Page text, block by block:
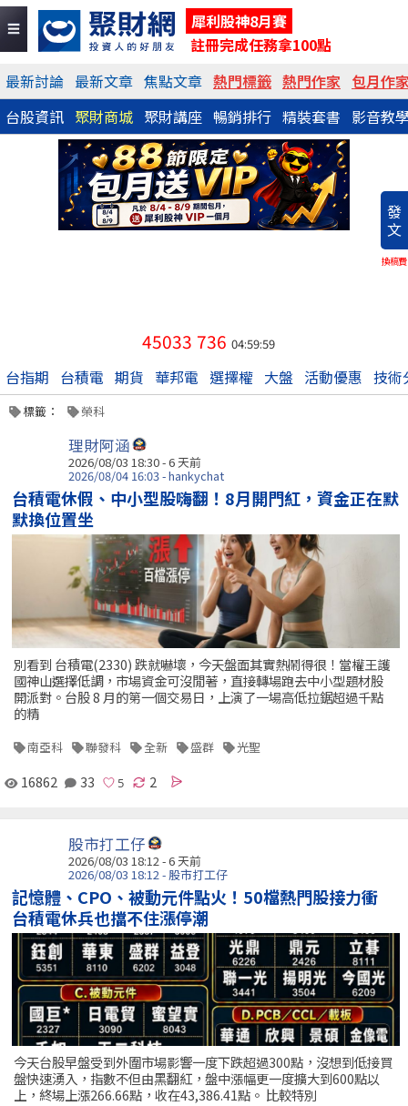
犀利股神8月賽
註冊完成任務拿100點
最新討論 最新文章 焦點文章 熱門標籤 熱門作家 包月作
台股資訊 聚財商城 聚財講座 暢銷排行 精裝套書 影音教
發
文
換稿費
45033 736 04:59:59
台指期 台積電 期貨 華邦電 選擇權 大盤 活動優惠 技術
標籤： 榮科
理財阿涵
2026/08/03 18:30 - 6 天前
2026/08/04 16:03 - hankychat
台積電休假、中小型股嗨翻！8月開門紅，資金正在默
默換位置坐
別看到 台積電(2330) 跌就嚇壞，今天盤面其實熱鬧得很！當權王護
國神山選擇低調，市場資金可沒閒著，直接轉場跑去中小型題材股
開派對。台股 8 月的第一個交易日，上演了一場高低拉鋸超過千點
的精
南亞科 聯發科 全新 盛群 光聖
16862 33 2
股市打工仔
2026/08/03 18:12 - 6 天前
2026/08/03 18:12 - 股市打工仔
記憶體、CPO、被動元件點火！50檔熱門股接力衝
台積電休兵也擋不住漲停潮
今天台股早盤受到外圍市場影響一度下跌超過300點，沒想到低接買
盤快速湧入，指數不但由黑翻紅，盤中漲幅更一度擴大到600點以
上，終場上漲266.66點，收在43,386.41點。 比較特別